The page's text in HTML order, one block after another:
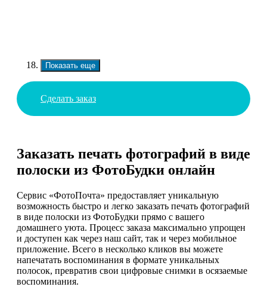
Показать еще
Сделать заказ
Заказать печать фотографий в виде
полоски из ФотоБудки онлайн
Сервис «ФотоПочта» предоставляет уникальную
возможность быстро и легко заказать печать фотографий
в виде полоски из ФотоБудки прямо с вашего
домашнего уюта. Процесс заказа максимально упрощен
и доступен как через наш сайт, так и через мобильное
приложение. Всего в несколько кликов вы можете
напечатать воспоминания в формате уникальных
полосок, превратив свои цифровые снимки в осязаемые
воспоминания.